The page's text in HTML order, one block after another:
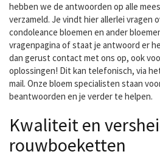
hebben we de antwoorden op alle
verzameld. Je vindt hier allerlei vragen
condoleance bloemen en ander
vragenpagina of staat je antwoord er
dan gerust contact met ons op, ook
oplossingen! Dit kan telefonisch, via
mail. Onze bloem specialisten staan
beantwoorden en je verder te helpen.
Kwaliteit en
rouwboeketten